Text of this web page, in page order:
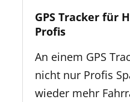
GPS Tracker für
Profis
An einem GPS
nicht nur Profis
wieder mehr